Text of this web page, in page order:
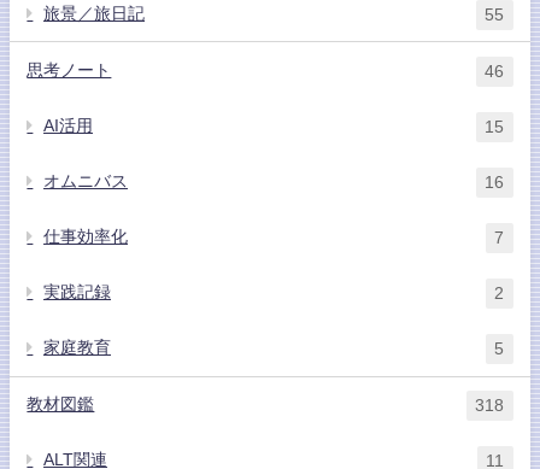
旅景／旅日記 55
思考ノート 46
AI活用 15
オムニバス 16
仕事効率化 7
実践記録 2
家庭教育 5
教材図鑑 318
ALT関連 11